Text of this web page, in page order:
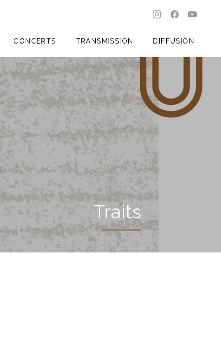
CONCERTS TRANSMISSION DIFFUSION
New Window
NewNew
Traits